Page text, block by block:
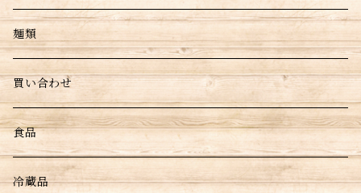
麺類
買い合わせ
食品
冷蔵品